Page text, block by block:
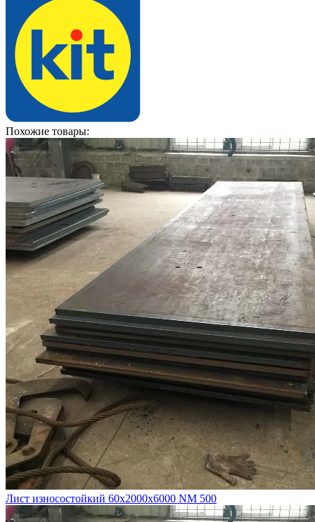
Похожие товары:
Лист износостойкий 60х2000х6000 NM 500